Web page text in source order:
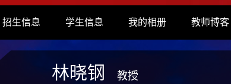
招生信息 学生信息 我的相册 教师博客
林晓钢 教授